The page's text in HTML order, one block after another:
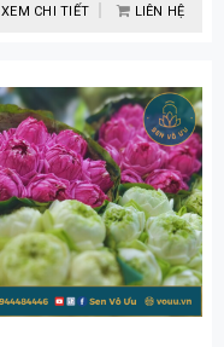
XEM CHI TIẾT LIÊN HỆ